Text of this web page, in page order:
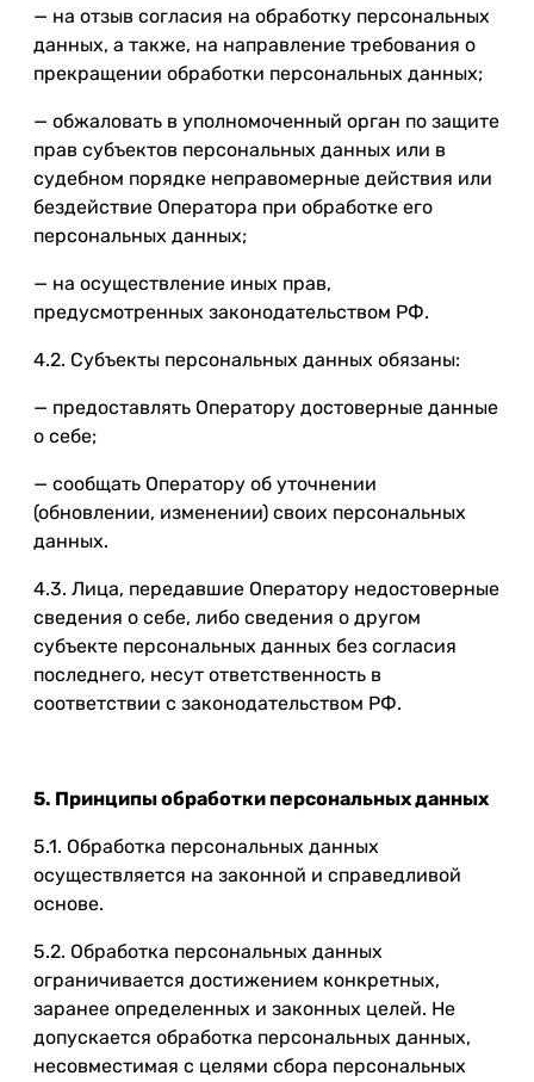
— на отзыв согласия на обработку персональных
данных, а также, на направление требования о
прекращении обработки персональных данных;
— обжаловать в уполномоченный орган по защите
прав субъектов персональных данных или в
судебном порядке неправомерные действия или
бездействие Оператора при обработке его
персональных данных;
— на осуществление иных прав,
предусмотренных законодательством РФ.
4.2. Субъекты персональных данных обязаны:
— предоставлять Оператору достоверные данные
о себе;
— сообщать Оператору об уточнении
(обновлении, изменении) своих персональных
данных.
4.3. Лица, передавшие Оператору недостоверные
сведения о себе, либо сведения о другом
субъекте персональных данных без согласия
последнего, несут ответственность в
соответствии с законодательством РФ.
5. Принципы обработки персональных данных
5.1. Обработка персональных данных
осуществляется на законной и справедливой
основе.
5.2. Обработка персональных данных
ограничивается достижением конкретных,
заранее определенных и законных целей. Не
допускается обработка персональных данных,
несовместимая с целями сбора персональных